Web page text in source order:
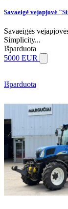
Savaeigė vejapjovė
Savaeigės
Simplicity...
Išparduota
5000 EUR
Išparduota